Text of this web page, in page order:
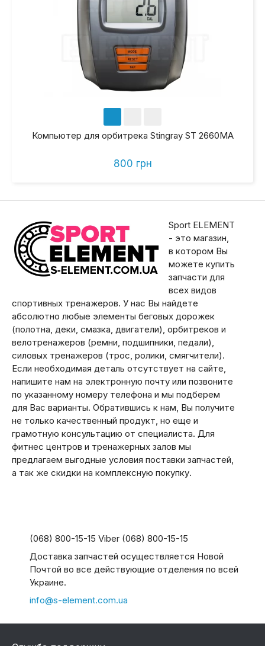
Компьютер для орбитрека Stingray ST 2660MA
800 грн
Sport ELEMENT
- это магазин,
в котором Вы
можете купить
запчасти для
всех видов
спортивных тренажеров. У нас Вы найдете
абсолютно любые элементы беговых дорожек
(полотна, деки, смазка, двигатели), орбитреков и
велотренажеров (ремни, подшипники, педали),
силовых тренажеров (трос, ролики, смягчители).
Если необходимая деталь отсутствует на сайте,
напишите нам на электронную почту или позвоните
по указанному номеру телефона и мы подберем
для Вас варианты. Обратившись к нам, Вы получите
не только качественный продукт, но еще и
грамотную консультацию от специалиста. Для
фитнес центров и тренажерных залов мы
предлагаем выгодные условия поставки запчастей,
а так же скидки на комплексную покупку.
(068) 800-15-15 Viber (068) 800-15-15
Доставка запчастей осуществляется Новой
Почтой во все действующие отделения по всей
Украине.
info@s-element.com.ua